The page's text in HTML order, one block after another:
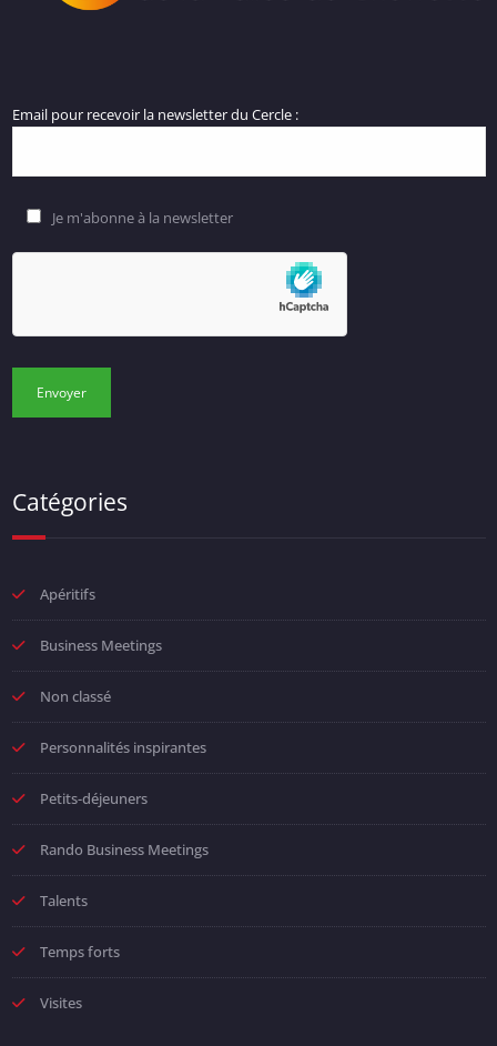
Email pour recevoir la newsletter du Cercle :
Je m'abonne à la newsletter
Catégories
Apéritifs
Business Meetings
Non classé
Personnalités inspirantes
Petits-déjeuners
Rando Business Meetings
Talents
Temps forts
Visites